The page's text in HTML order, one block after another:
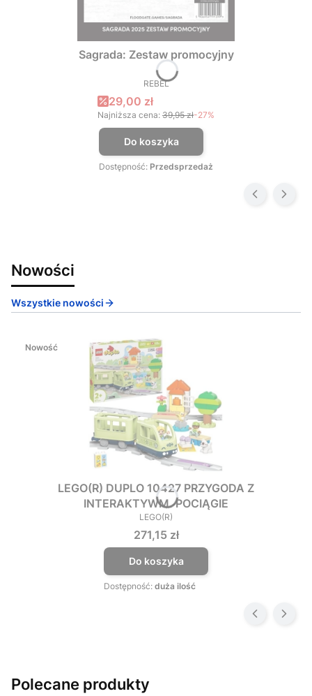
Sagrada: Zestaw promocyjny
PRODUCENT
REBEL
Cena promocyjna
29,00 zł
Najniższa cena: 39,95 zł-27%
Do koszyka
Dostępność: Przedsprzedaż
Nowości
Wszystkie nowości
Nowość
LEGO(R) DUPLO 10427 PRZYGODA Z
INTERAKTYWM. POCIĄGIE
PRODUCENT
LEGO(R)
Cena
271,15 zł
Do koszyka
Dostępność: duża ilość
Polecane produkty